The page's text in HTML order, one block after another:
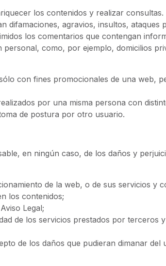
los contenidos y realizar
difamaciones, agravios, insultos, ataques
los comentarios que contengan
como, por ejemplo, domicilios
con fines promocionales de una web,
por una misma persona con
de postura por otro usuario.
en ningún caso, de los daños y
de la web, o de sus servicios y
los contenidos;
Legal;
de los servicios prestados por terceros
de los daños que pudieran dimanar del